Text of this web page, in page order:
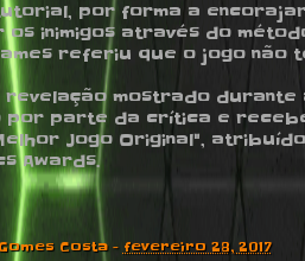
por forma a
inimigos através do
referiu que o jogo não
revelação mostrado durante
por parte da crítica e
Jogo Original",
Awards.
Costa - fevereiro 28, 2017